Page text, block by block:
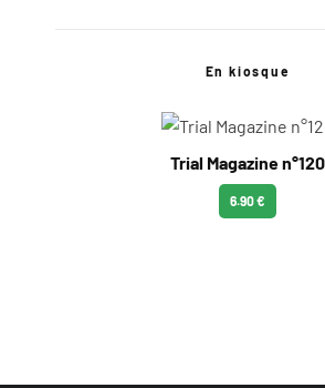
En kiosque
Trial Magazine n°120
6.90 €